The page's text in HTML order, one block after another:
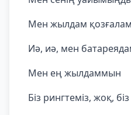
Мен жылдам
Иә, иә, мен
Мен ең жылдаммын
Біз рингтеміз, жоқ,